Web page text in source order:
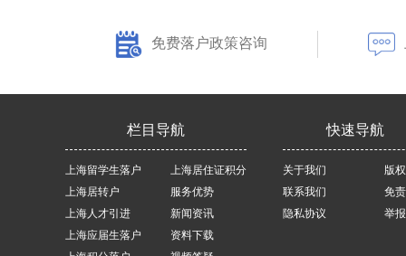
免费落户政策咨询
栏目导航
上海留学生落户
上海居转户
上海人才引进
上海应届生落户
上海居住证积分
服务优势
新闻资讯
资料下载
快速导航
关于我们
联系我们
隐私协议
版
免
举